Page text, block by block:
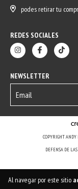
Al navegar por este sitio
podes retirar tu
REDES SOCIALES
NEWSLETTER
COPYRIGHT ANDY
DEFENSA DE